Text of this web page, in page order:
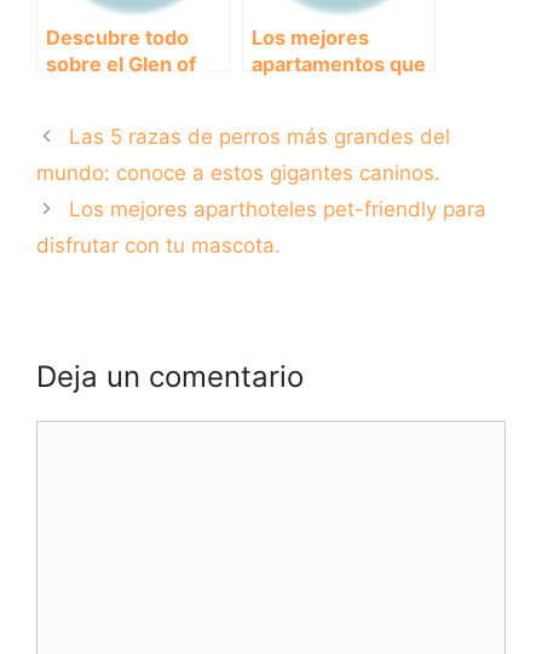
Descubre todo
sobre el Glen of
irlandesa llena de
energía y carisma.
Los mejores
apartamentos que
encontrar el hogar
perfecto para ti y
tu peludo amigo
Las 5 razas de perros más grandes del
mundo: conoce a estos gigantes caninos.
Los mejores aparthoteles pet-friendly para
disfrutar con tu mascota.
Deja un comentario